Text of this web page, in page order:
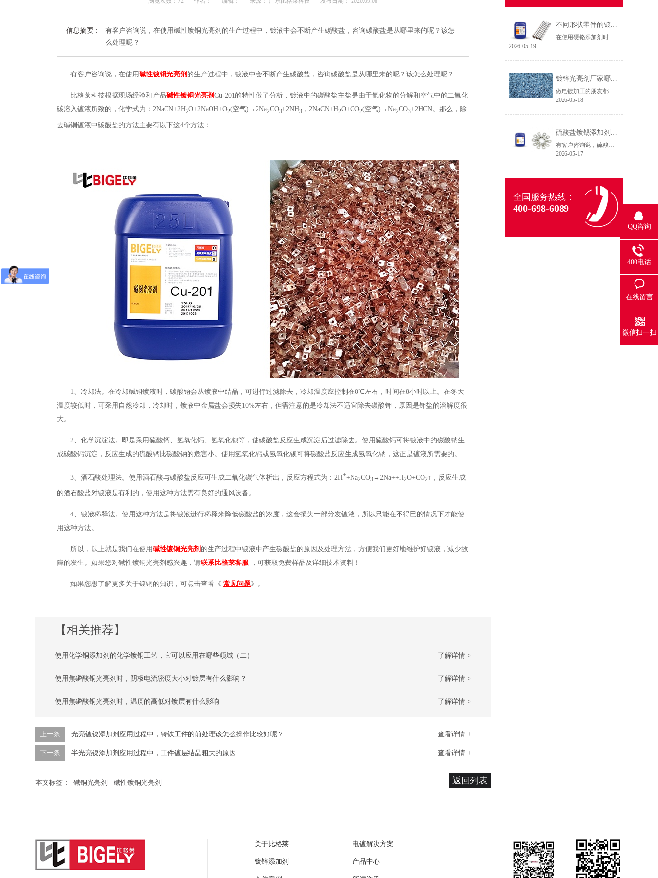
信息摘要：
有客户咨询说，在使用碱性镀铜光亮剂的生产过程中，镀液中会不断产生碳酸盐，咨询碳酸盐是从哪里来的呢？该怎
么处理呢？
有客户咨询说，在使用碱性镀铜光亮剂 的生产过程中，镀液中会不断产生碳酸盐，咨询碳酸盐是从哪里来的呢？该怎么处理呢？
比格莱科技根据现场经验和产品碱性镀铜光亮剂 Cu-201的特性做了分析， 镀液中的碳酸盐主盐是由于氰化物的分解和空气中的二氧化
碳溶入镀液所致的，化学式为： 2NaCN+2H2O+2NaOH+O2(空气)→2Na2CO3+2NH3 ， 2NaCN+H2O+CO2(空气)→Na2CO3+2HCN。 那么，除
去碱铜镀液中碳酸盐的方法主要有以下这4个方法：
1、 冷却法。在冷却碱铜镀液时，碳酸钠会从镀液中结晶，可进行过滤除去，冷却温度应控制在0℃左右，时间在8小时以上。在冬天
温度较低时，可采用自然冷却，冷却时，镀液中金属盐会损失10%左右，但需注意的是冷却法不适宜除去碳酸钾，原因是钾盐的溶解度很
大。
2、化学沉淀法。即是采用硫酸钙、氢氧化钙、氢氧化钡等，使碳酸盐反应生成沉淀后过滤除去。使用硫酸钙可将镀液中的碳酸钠生
成碳酸钙沉淀，反应生成的硫酸钙比碳酸钠的危害小。使用氢氧化钙或氢氧化钡可将碳酸盐反应生成氢氧化钠，这正是镀液所需要的。
3、酒石酸处理法。使用酒石酸与碳酸盐反应可生成二氧化碳气体析出，反应方程式为：2H++Na2CO3 →2Na++H2O+CO2↑，反应生成
的酒石酸盐对镀液是有利的，使用这种方法需有良好的通风设备。
4、镀液稀释法。使用这种方法是将镀液进行稀释来降低碳酸盐的浓度，这会损失一部分发镀液，所以只能在不得已的情况下才能使
用这种方法。
所以，以上就是我们在使用碱性镀铜光亮剂 的生产过程中镀液中产生碳酸盐的原因及处理方法，方便我们更好地维护好镀液，减少故
障的发生。 如果您对碱性镀铜光亮剂感兴趣，请联系比格莱客服 ，可获取免费样品及详细技术资料！
如果您想了解更多关于镀铜的知识， 可点击查看《 常见问题》。
【相关推荐】
了解详情 >
使用化学铜添加剂的化学镀铜工艺，它可以应用在哪些领域（二）
了解详情 >
使用焦磷酸铜光亮剂时，阴极电流密度大小对镀层有什么影响？
了解详情 >
使用焦磷酸铜光亮剂时，温度的高低对镀层有什么影响
查看详情 +
上一条 光亮镀镍添加剂应用过程中，铸铁工件的前处理该怎么操作比较好呢？
查看详情 +
下一条 半光亮镍添加剂应用过程中，工件镀层结晶粗大的原因
返回列表
本文标签： 碱铜光亮剂 碱性镀铜光亮剂
不同形状零件的镀铬方法（硬铬添加剂）
在使用硬铬添加剂时，不同形状零件的施镀要求往往是不一样的，那么相对应的施镀方法也应该有所调整，本期文章我们根据23年的技术服务经验，整理出了不同形状零件的镀铬方法，希望能帮助电镀厂少走弯路。
2026-05-19
镀锌光亮剂厂家哪家服务好？选对伙伴效率翻倍
做电镀加工的朋友都知道，一条产线每天运转，比较担心的就是药水出问题。镀层不均、光亮度差、返工率高，这些痛点不仅影响产能，更直接拉低利润。我曾走访过十余家电镀厂，发现不少老板对镀锌光亮剂的选择存在一个误区：只看价格，忽视服务。数据表明，选对镀锌光亮剂厂家能使产线效率提升30%以上，而服务才是核心分水岭。
2026-05-18
硫酸盐镀锡添加剂在镀液中能发挥什么作用？
有客户咨询说，硫酸盐镀锡添加剂在镀液中能发挥什么作用？
2026-05-17
全国服务热线：
400-698-6089
关于比格莱 电镀解决方案
镀锌添加剂 产品中心
QQ咨询
400电话
在线留言
微信扫一扫